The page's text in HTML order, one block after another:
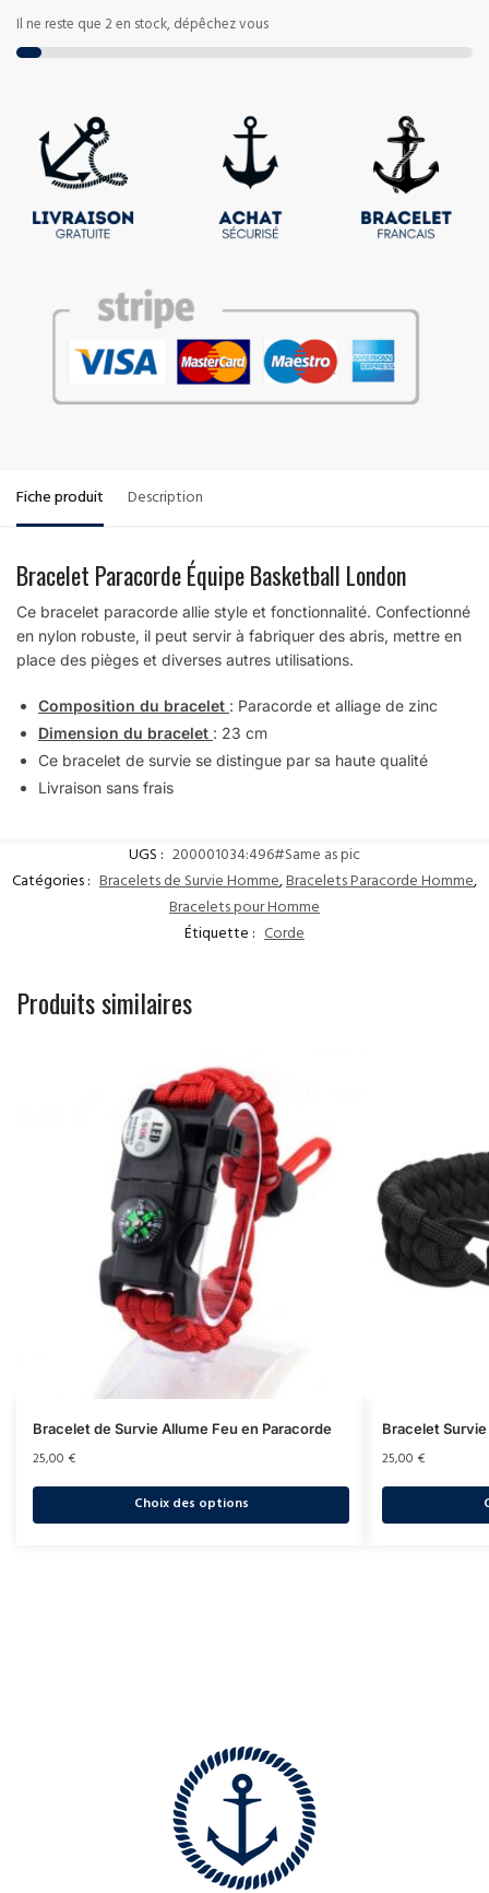
Il ne reste que 2 en stock, dépêchez vous
Fiche produit Description
Bracelet Paracorde Équipe Basketball London
Ce bracelet paracorde allie style et fonctionnalité. Confectionné
en nylon robuste, il peut servir à fabriquer des abris, mettre en
place des pièges et diverses autres utilisations.
Composition du bracelet : Paracorde et alliage de zinc
Dimension du bracelet : 23 cm
Ce bracelet de survie se distingue par sa haute qualité
Livraison sans frais
UGS : 200001034:496#Same as pic
Catégories : Bracelets de Survie Homme,Bracelets Paracorde Homme,
Bracelets pour Homme
Étiquette : Corde
Produits similaires
Bracelet de Survie Allume Feu en Paracorde
25,00 €
Choix des options
Bracelet
25,00 €